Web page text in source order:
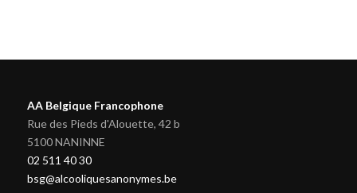
AA Belgique Francophone
Rue des Pieds d'Alouette, 42 b
5100 NANINNE
02 511 40 30
bsg@alcooliquesanonymes.be